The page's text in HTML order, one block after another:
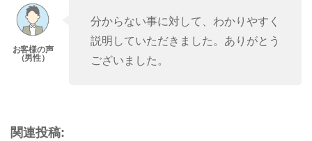
分からない事に対して、わかりやすく
説明していただきました。ありがとう
ございました。
関連投稿: